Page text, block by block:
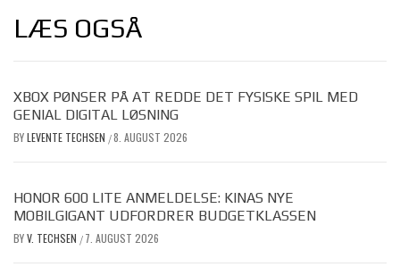
LÆS OGSÅ
XBOX PØNSER PÅ AT REDDE DET FYSISKE SPIL MED
GENIAL DIGITAL LØSNING
BYLEVENTE TECHSEN /8. AUGUST 2026
HONOR 600 LITE ANMELDELSE: KINAS NYE
MOBILGIGANT UDFORDRER BUDGETKLASSEN
BYV. TECHSEN / 7. AUGUST 2026